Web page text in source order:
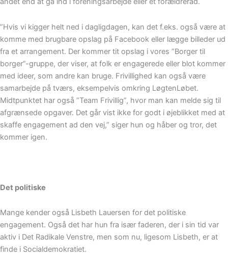
”Hvis vi kigger helt ned i dagligdagen, kan det f.eks. også være at
komme med brugbare opslag på Facebook eller lægge billeder ud
fra et arrangement. Der kommer tit opslag i vores ”Borger til
borger”-gruppe, der viser, at folk er engagerede eller blot kommer
med ideer, som andre kan bruge. Frivillighed kan også være
samarbejde på tværs, eksempelvis omkring LøgtenLøbet.
Midtpunktet har også ”Team Frivillig”, hvor man kan melde sig til
afgrænsede opgaver. Det går vist ikke for godt i øjeblikket med at
skaffe engagement ad den vej,” siger hun og håber og tror, det
kommer igen.
Det politiske
Mange kender også Lisbeth Lauersen for det politiske
engagement. Også det har hun fra især faderen, der i sin tid var
aktiv i Det Radikale Venstre, men som nu, ligesom Lisbeth, er at
finde i Socialdemokratiet.